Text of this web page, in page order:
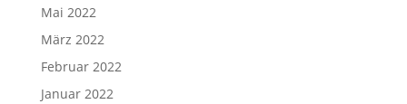
Mai 2022
März 2022
Februar 2022
Januar 2022